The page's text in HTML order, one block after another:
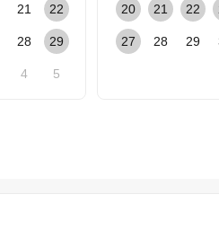
21 22
28 29
4 5
20 21 22
27 28 29